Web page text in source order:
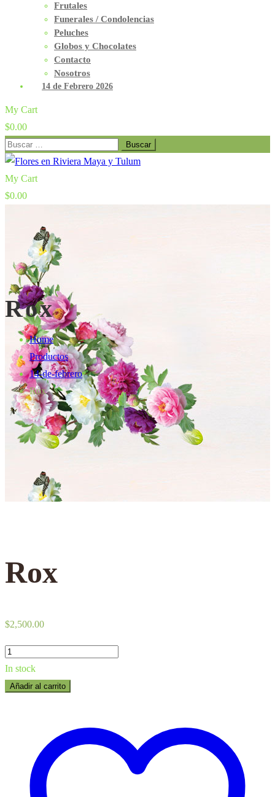
Frutales
Funerales / Condolencias
Peluches
Globos y Chocolates
Contacto
Nosotros
14 de Febrero 2026
My Cart
$0.00
Buscar:
My Cart
$0.00
Rox
Home
Productos
14-de-febrero
Rox
Rox
$2,500.00
Rox
quantity
In stock
Añadir al carrito